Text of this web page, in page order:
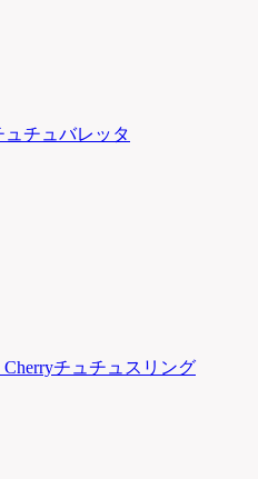
ュチュバレッタ
Cherryチュチュスリング